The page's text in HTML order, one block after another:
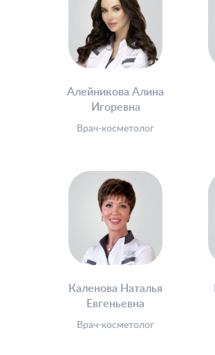
Алейникова Алина
Игоревна
Врач-косметолог
Каленова Наталья
Евгеньевна
Врач-косметолог